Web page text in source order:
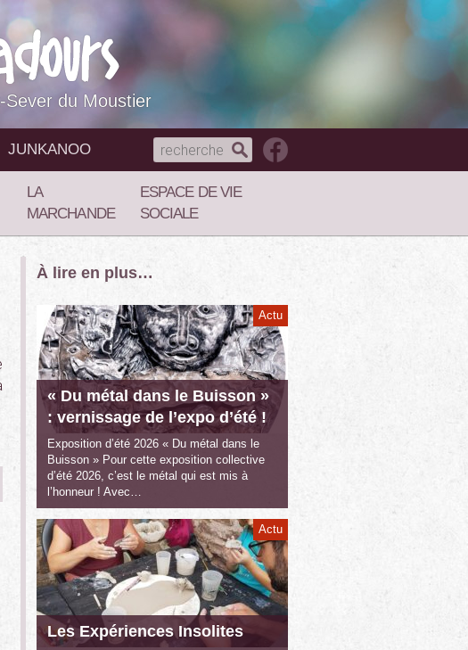
Sever du Moustier
JUNKANOO
LA
MARCHANDE
ESPACE DE VIE
SOCIALE
À lire en plus…
Actu
« Du métal dans le Buisson »
: vernissage de l’expo d’été !
Exposition d’été 2026 « Du métal dans le
Buisson » Pour cette exposition collective
d’été 2026, c’est le métal qui est mis à
l’honneur ! Avec…
Actu
Les Expériences Insolites